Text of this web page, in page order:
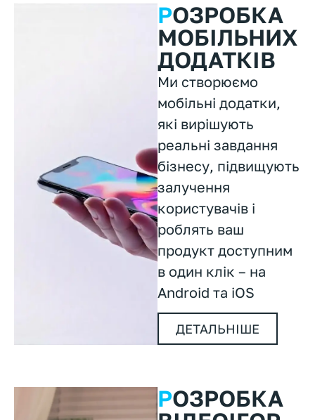
РОЗРОБКА
МОБІЛЬНИХ
ДОДАТКІВ
Ми створюємо
мобільні додатки,
які вирішують
реальні завдання
бізнесу, підвищують
залучення
користувачів і
роблять ваш
продукт доступним
в один клік – на
Android та iOS
ДЕТАЛЬНІШЕ
РОЗРОБКА